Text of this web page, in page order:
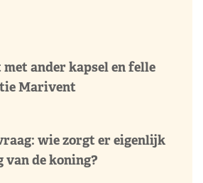
ander kapsel en felle
Marivent
wie zorgt er eigenlijk
van de koning?